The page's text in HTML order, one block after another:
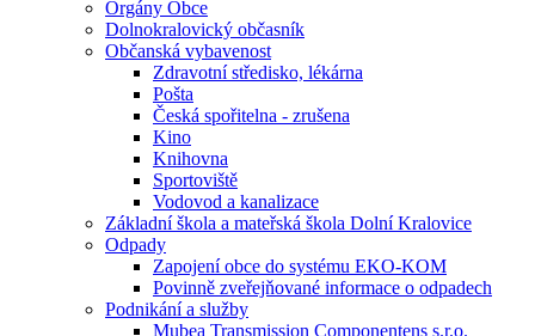
Orgány Obce
Dolnokralovický občasník
Občanská vybavenost
Zdravotní středisko, lékárna
Pošta
Česká spořitelna - zrušena
Kino
Knihovna
Sportoviště
Vodovod a kanalizace
Základní škola a mateřská škola Dolní Kralovice
Odpady
Zapojení obce do systému EKO-KOM
Povinně zveřejňované informace o odpadech
Podnikání a služby
Mubea Transmission Componentens s.r.o.